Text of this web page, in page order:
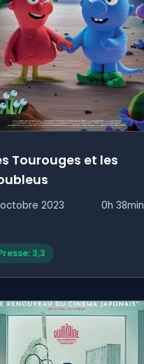
Tourouges et les
octobre 2023 0h 38min
3,3